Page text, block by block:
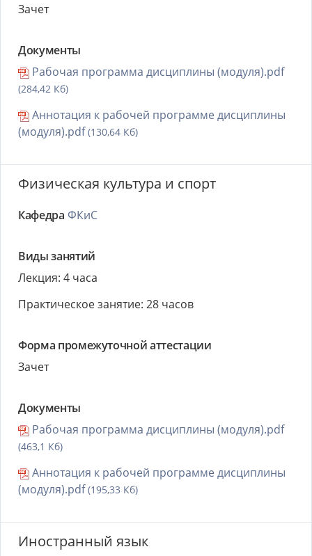
Зачет
Документы
Рабочая программа дисциплины (модуля).pdf
(284,42 Кб)
Аннотация к рабочей программе дисциплины
(модуля).pdf(130,64 Кб)
Физическая культура и спорт
Кафедра ФКиС
Виды занятий
Лекция: 4 часа
Практическое занятие: 28 часов
Форма промежуточной аттестации
Зачет
Документы
Рабочая программа дисциплины (модуля).pdf
(463,1 Кб)
Аннотация к рабочей программе дисциплины
(модуля).pdf(195,33 Кб)
Иностранный язык